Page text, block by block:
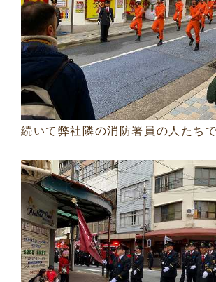
続いて弊社隣の消防署員の人たち